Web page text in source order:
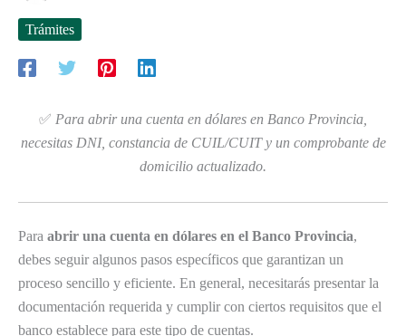
Trámites
✅ Para abrir una cuenta en dólares en Banco Provincia,
necesitas DNI, constancia de CUIL/CUIT y un comprobante de
domicilio actualizado.
Para abrir una cuenta en dólares en el Banco Provincia,
debes seguir algunos pasos específicos que garantizan un
proceso sencillo y eficiente. En general, necesitarás presentar la
documentación requerida y cumplir con ciertos requisitos que el
banco establece para este tipo de cuentas.